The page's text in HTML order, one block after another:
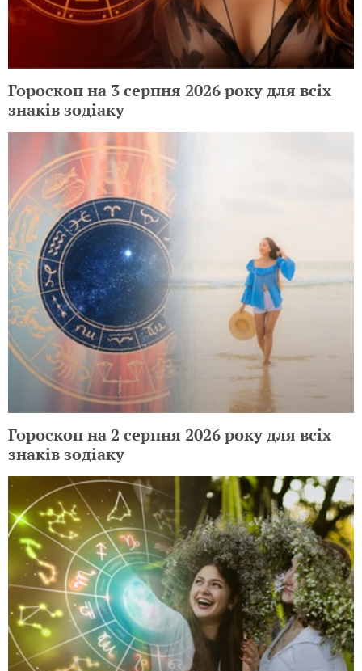
Гороскоп на 3 серпня 2026 року для всіх
знаків зодіаку
Гороскоп на 2 серпня 2026 року для всіх
знаків зодіаку